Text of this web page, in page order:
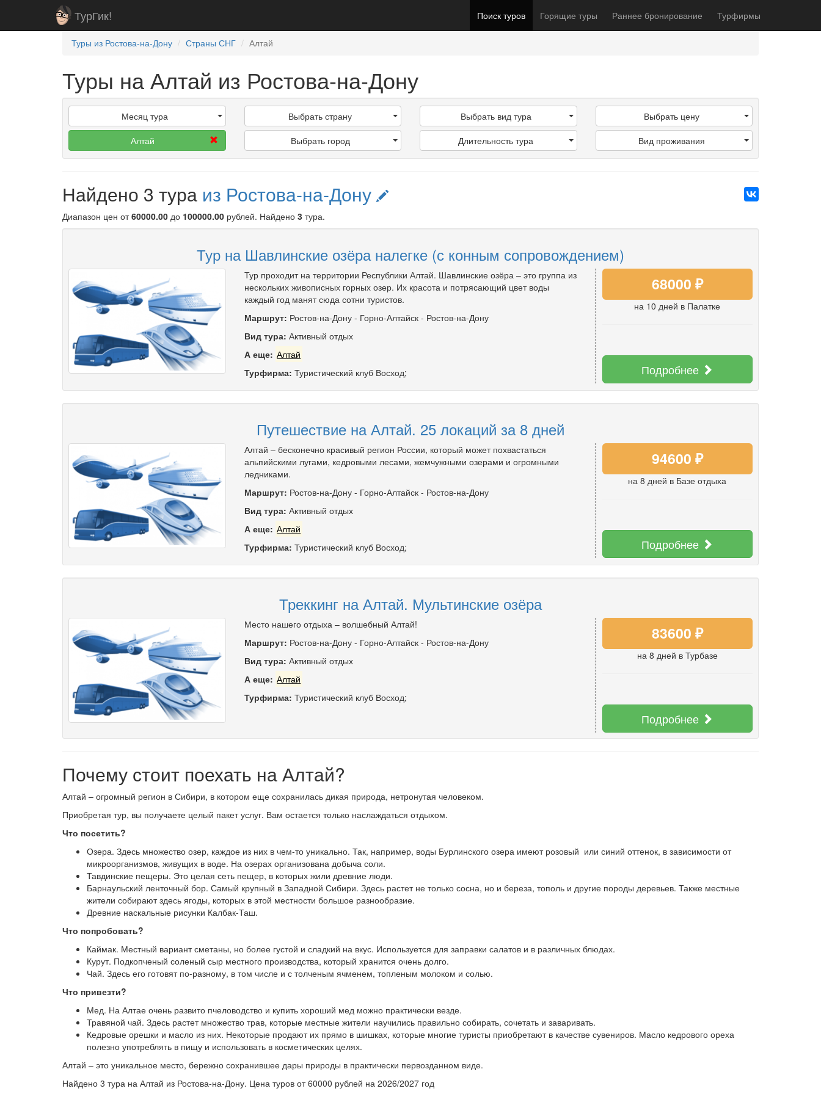
ТурГик! Поиск туров Горящие туры Раннее бронирование Турфирмы
Туры из Ростова-на-Дону Страны СНГ Алтай
Туры на Алтай из Ростова-на-Дону
Месяц тура
Алтай
Выбрать страну
Выбрать город
Выбрать вид тура
Длительность тура
Выбрать цену
Вид проживания
Найдено 3 тура из Ростова-на-Дону
Диапазон цен от60000.00 до 100000.00 рублей. Найдено 3 тура.
Тур на Шавлинские озёра налегке (с конным сопровождением)
Тур проходит на территории Республики Алтай. Шавлинские озёра – это группа из
нескольких живописных горных озер. Их красота и потрясающий цвет воды
каждый год манят сюда сотни туристов.
Маршрут: Ростов-на-Дону- Горно-Алтайск- Ростов-на-Дону
Вид тура: Активный отдых
А еще: Алтай
Турфирма: Туристический клуб Восход;
68000 ₽
на 10 дней в Палатке
Подробнее
Путешествие на Алтай. 25 локаций за 8 дней
Алтай – бесконечно красивый регион России, который может похвастаться
альпийскими лугами, кедровыми лесами, жемчужными озерами и огромными
ледниками.
Маршрут: Ростов-на-Дону- Горно-Алтайск- Ростов-на-Дону
Вид тура: Активный отдых
А еще: Алтай
Турфирма: Туристический клуб Восход;
94600 ₽
на 8 дней в Базе отдыха
Подробнее
Треккинг на Алтай. Мультинские озёра
Место нашего отдыха – волшебный Алтай!
Маршрут: Ростов-на-Дону- Горно-Алтайск- Ростов-на-Дону
Вид тура: Активный отдых
А еще: Алтай
Турфирма: Туристический клуб Восход;
83600 ₽
на 8 дней в Турбазе
Подробнее
Почему стоит поехать на Алтай?
Алтай – огромный регион в Сибири, в котором еще сохранилась дикая природа, нетронутая человеком.
Приобретая тур, вы получаете целый пакет услуг. Вам остается только наслаждаться отдыхом.
Что посетить?
Озера. Здесь множество озер, каждое из них в чем-то уникально. Так, например, воды Бурлинского озера имеют розовый или синий оттенок, в зависимости от
микроорганизмов, живущих в воде. На озерах организована добыча соли.
Тавдинские пещеры. Это целая сеть пещер, в которых жили древние люди.
Барнаульский ленточный бор. Самый крупный в Западной Сибири. Здесь растет не только сосна, но и береза, тополь и другие породы деревьев. Также местные
жители собирают здесь ягоды, которых в этой местности большое разнообразие.
Древние наскальные рисунки Калбак-Таш.
Что попробовать?
Каймак. Местный вариант сметаны, но более густой и сладкий на вкус. Используется для заправки салатов и в различных блюдах.
Курут. Подкопченый соленый сыр местного производства, который хранится очень долго.
Чай. Здесь его готовят по-разному, в том числе и с толченым ячменем, топленым молоком и солью.
Что привезти?
Мед. На Алтае очень развито пчеловодство и купить хороший мед можно практически везде.
Травяной чай. Здесь растет множество трав, которые местные жители научились правильно собирать, сочетать и заваривать.
Кедровые орешки и масло из них. Некоторые продают их прямо в шишках, которые многие туристы приобретают в качестве сувениров. Масло кедрового ореха
полезно употреблять в пищу и использовать в косметических целях.
Алтай – это уникальное место, бережно сохранившее дары природы в практически первозданном виде.
Найдено 3 тура на Алтай из Ростова-на-Дону. Цена туров от 60000 рублей на 2026/2027 год